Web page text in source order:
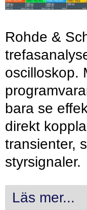
Rohde &
oscilloskop.
bara se
direkt
transienter,
styrsignaler.
Läs mer...